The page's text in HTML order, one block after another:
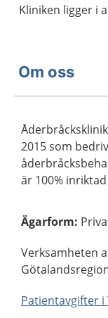
Kliniken ligger i
Om oss
2015 som
är 100%
Ägarform:
Verksamheten
Patientavgifter